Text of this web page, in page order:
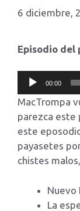
6 diciembre,
Episodio del
Reproductor
de
audio
00:00
MacTrompa
parezca este
este
payasetes
chistes
Nuevo
La